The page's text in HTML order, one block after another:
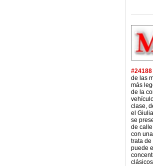
de las
más
de la
clase,
el
se
de
con
trata
puede